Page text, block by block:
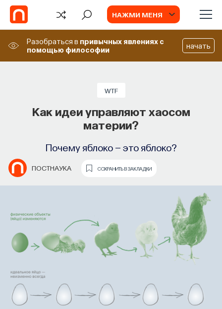
НАЖМИ МЕНЯ
Разобраться в привычных явлениях с
помощью философии
начать
WTF
Как идеи управляют хаосом
материи?
Почему яблоко — это яблоко?
ПОСТНАУКА СОХРАНИТЬ В ЗАКЛАДКИ
ИИ в университете, цели
образования и рынок труда —
«Мыслить как учёный» #57
ИВАР МАКСУТОВ
Зачем университету длинный